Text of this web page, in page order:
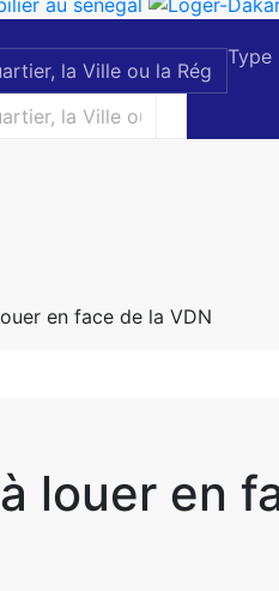
Type
en face de la VDN
louer en